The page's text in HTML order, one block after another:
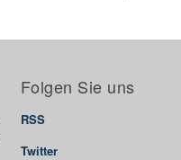
Folgen Sie uns
RSS
Twitter